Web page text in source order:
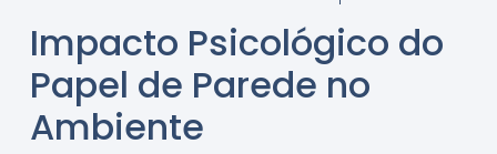
Impacto Psicológico do
Papel de Parede no
Ambiente